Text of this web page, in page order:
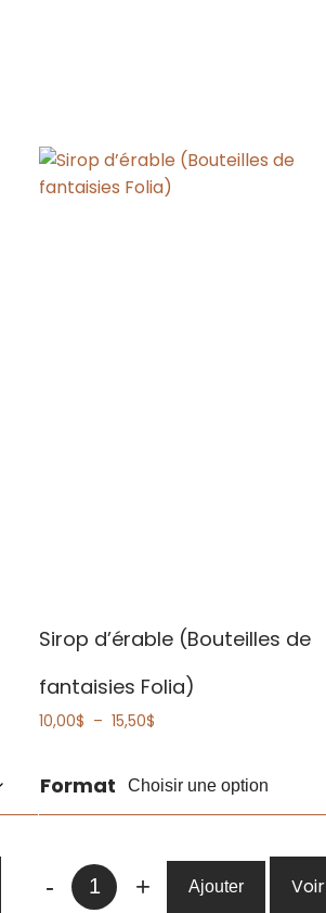
Sirop d’érable (Bouteilles de
fantaisies Folia)
10,00$ – 15,50$Plage
10,00$
Format
-
quantité
de
+ Ajouter Voir